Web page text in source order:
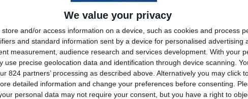
We value your privacy
store and/or access information on a device, such as cookies and process
and standard information sent by a device for personalised advertising
measurement, audience research and services development. With your
use precise geolocation data and identification through device scanning.
824 partners’ processing as described above. Alternatively you may click
detailed information and change your preferences before consenting.
personal data may not require your consent, but you have a right to
dura, e con la complicità di mio padre siamo
appena tornata, a recuperare un anno di scuola?
molto, ero troppo eccitata dal fatto di
avanti nel futuro! Tenendo conto della quantità di